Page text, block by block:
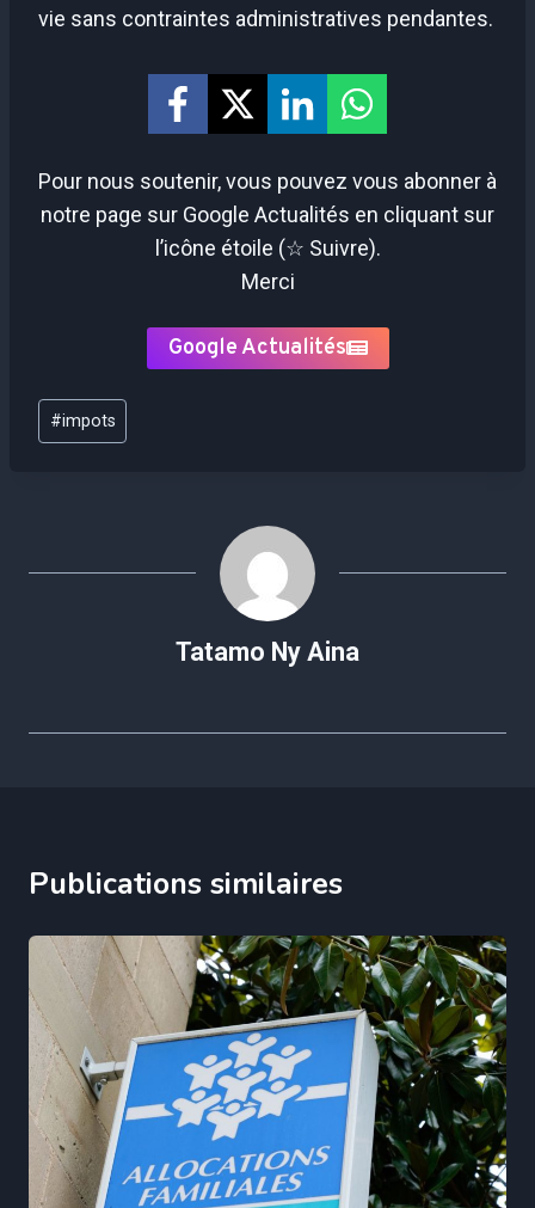
vie sans contraintes administratives pendantes.
Pour nous soutenir, vous pouvez vous abonner à
notre page sur Google Actualités en cliquant sur
l’icône étoile (☆ Suivre).
Merci
Google Actualités
Étiquettes
de
#impots
Tatamo Ny Aina
Publications similaires